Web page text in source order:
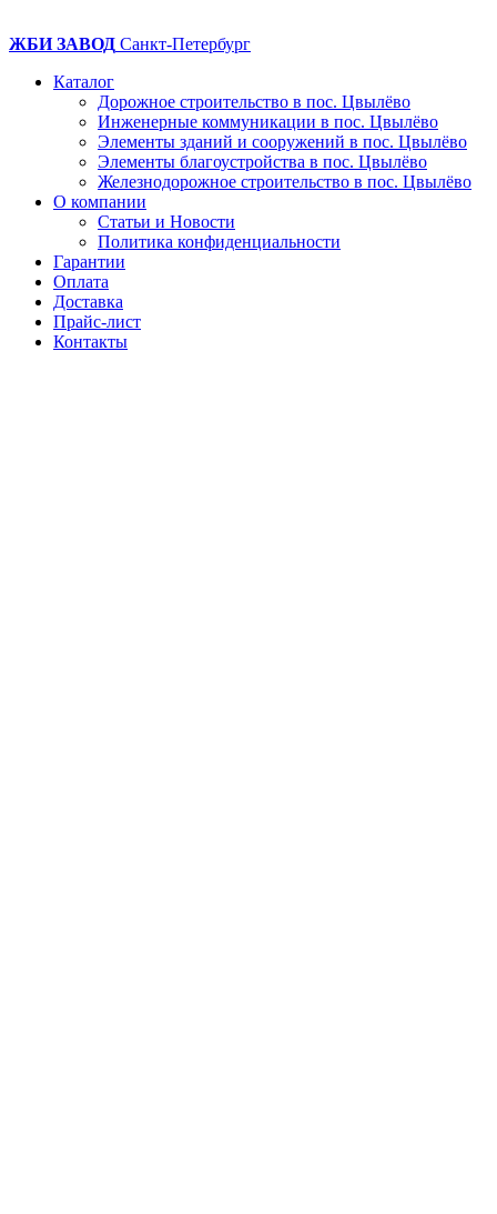
ЖБИ ЗАВОД Санкт-Петербург
Каталог
Дорожное строительство в пос. Цвылёво
Инженерные коммуникации в пос. Цвылёво
Элементы зданий и сооружений в пос. Цвылёво
Элементы благоустройства в пос. Цвылёво
Железнодорожное строительство в пос. Цвылёво
О компании
Статьи и Новости
Политика конфиденциальности
Гарантии
Оплата
Доставка
Прайс-лист
Контакты